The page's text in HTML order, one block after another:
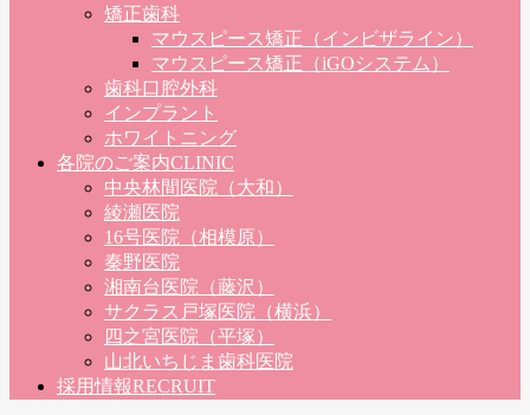
矯正歯科
マウスピース矯正（インビザライン）
マウスピース矯正（iGOシステム）
歯科口腔外科
インプラント
ホワイトニング
各院のご案内CLINIC
中央林間医院（大和）
綾瀬医院
16号医院（相模原）
秦野医院
湘南台医院（藤沢）
サクラス戸塚医院（横浜）
四之宮医院（平塚）
山北いちじま歯科医院
採用情報RECRUIT